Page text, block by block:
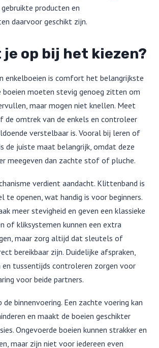
producten en
daarvoor geschikt zijn.
je op bij het kiezen?
enkelboeien is comfort het belangrijkste
boeien moeten stevig genoeg zitten om
maar mogen niet knellen. Meet
de omtrek van de enkels en controleer
verstelbaar is. Vooral bij leren of
de juiste maat belangrijk, omdat deze
meegeven dan zachte stof of pluche.
verdient aandacht. Klittenband is
te openen, wat handig is voor beginners.
meer stevigheid en geven een klassieke
of kliksystemen kunnen een extra
maar zorg altijd dat sleutels of
bereikbaar zijn. Duidelijke afspraken,
en tussentijds controleren zorgen voor
voor beide partners.
binnenvoering. Een zachte voering kan
en maakt de boeien geschikter
Ongevoerde boeien kunnen strakker en
maar zijn niet voor iedereen even